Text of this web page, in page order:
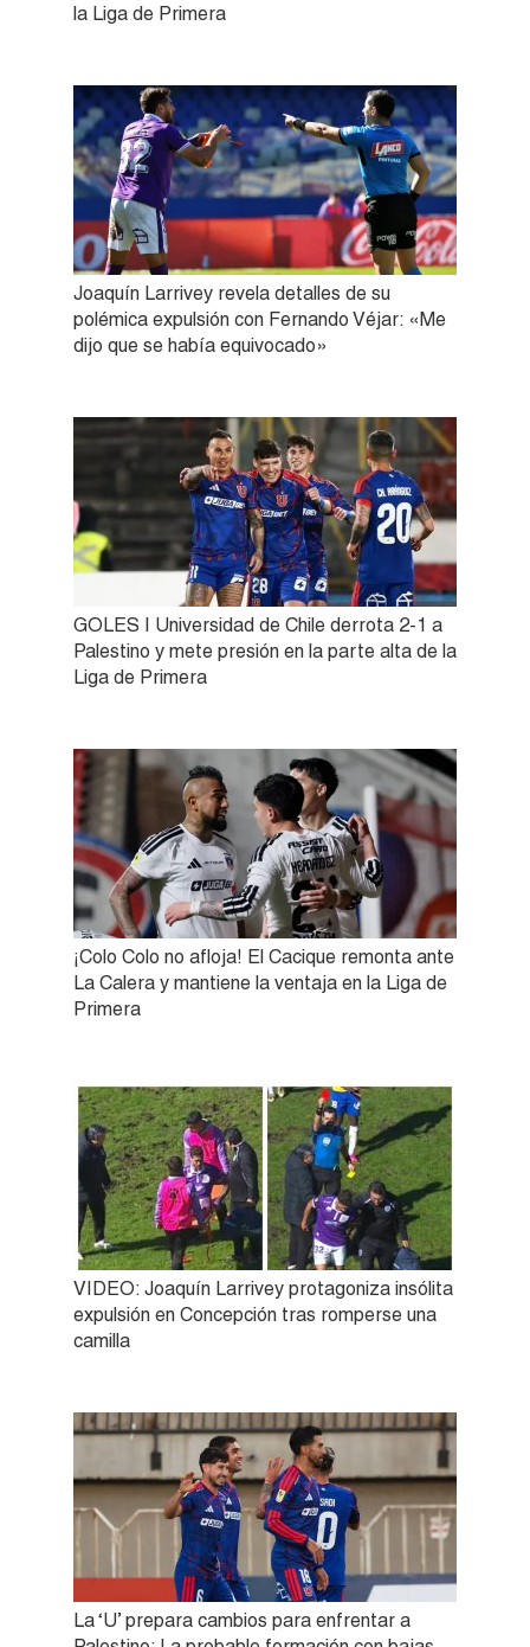
la Liga de Primera
Joaquín Larrivey revela detalles de su
polémica expulsión con Fernando Véjar: «Me
dijo que se había equivocado»
GOLES | Universidad de Chile derrota 2-1 a
Palestino y mete presión en la parte alta de la
Liga de Primera
¡Colo Colo no afloja! El Cacique remonta ante
La Calera y mantiene la ventaja en la Liga de
Primera
VIDEO: Joaquín Larrivey protagoniza insólita
expulsión en Concepción tras romperse una
camilla
La ‘U’ prepara cambios para enfrentar a